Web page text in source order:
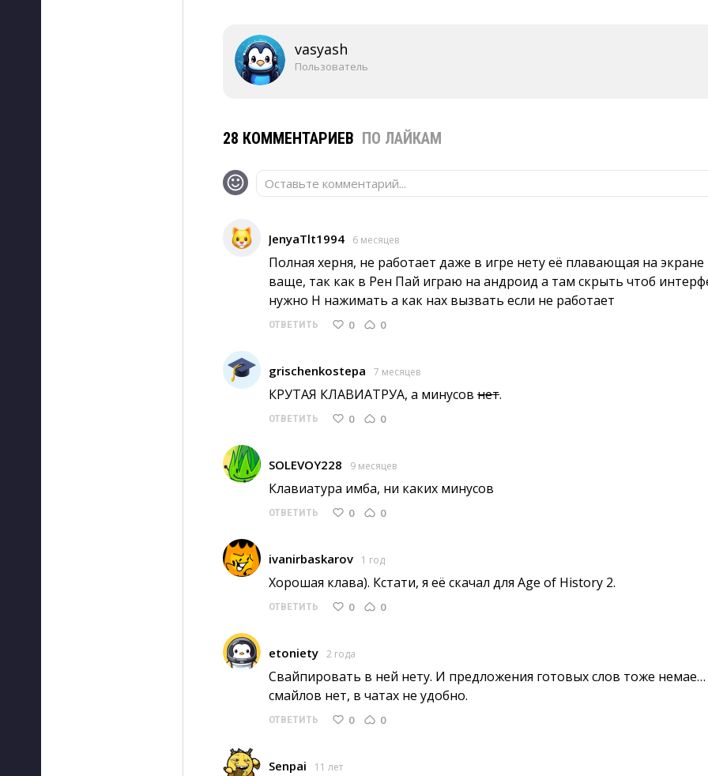
vasyash
Пользователь
28 КОММЕНТАРИЕВ ПО ЛАЙКАМ
Оставьте комментарий...
JenyaTlt1994 6 месяцев
Полная херня, не работает даже в игре нету её плавающая на экране
ваще, так как в Рен Пай играю на андроид а там скрыть чтоб
нужно H нажимать а как нах вызвать если не работает
ОТВЕТИТЬ 0 0
grischenkostepa 7 месяцев
КРУТАЯ КЛАВИАТРУА, а минусов нет.
ОТВЕТИТЬ 0 0
SOLEVOY228 9 месяцев
Клавиатура имба, ни каких минусов
ОТВЕТИТЬ 0 0
ivanirbaskarov 1 год
Хорошая клава). Кстати, я её скачал для Age of History 2.
ОТВЕТИТЬ 0 0
etoniety 2 года
Свайпировать в ней нету. И предложения готовых слов тоже
смайлов нет, в чатах не удобно.
ОТВЕТИТЬ 0 0
Senpai 11 лет